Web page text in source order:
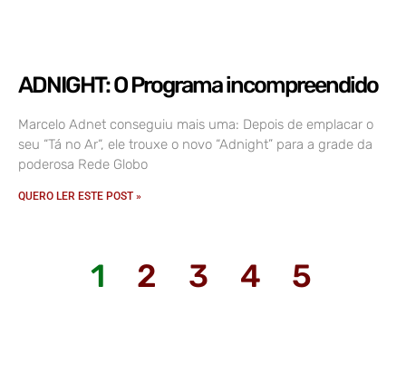
ADNIGHT: O Programa incompreendido
Marcelo Adnet conseguiu mais uma: Depois de emplacar o
seu “Tá no Ar“, ele trouxe o novo “Adnight” para a grade da
poderosa Rede Globo
QUERO LER ESTE POST »
1 2 3 4 5